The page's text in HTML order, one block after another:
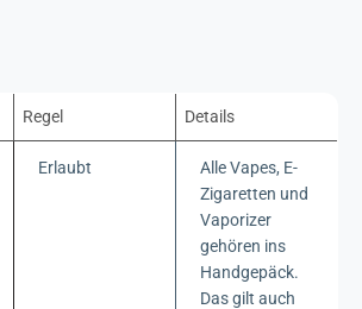
Regel Details
Erlaubt
Alle Vapes, E-
Zigaretten und
Vaporizer
gehören ins
Handgepäck.
Das gilt auch